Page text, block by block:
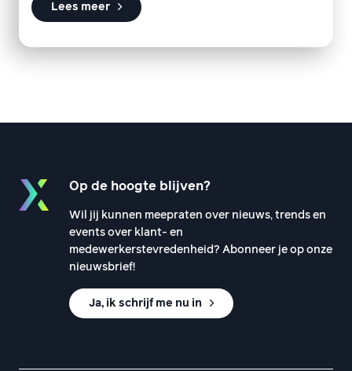
Lees meer
Op de hoogte blijven?
Wil jij kunnen meepraten over nieuws, trends en
events over klant- en
medewerkerstevredenheid? Abonneer je op onze
nieuwsbrief!
Ja, ik schrijf me nu in